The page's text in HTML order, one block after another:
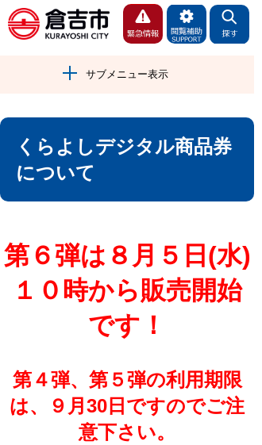
サブメニュー表示
くらよしデジタル商品券
について
第６弾は８月５日(水)
１０時から販売開始
です！
第４弾、第５弾の利用期限
は、９月30日ですのでご注
意下さい。